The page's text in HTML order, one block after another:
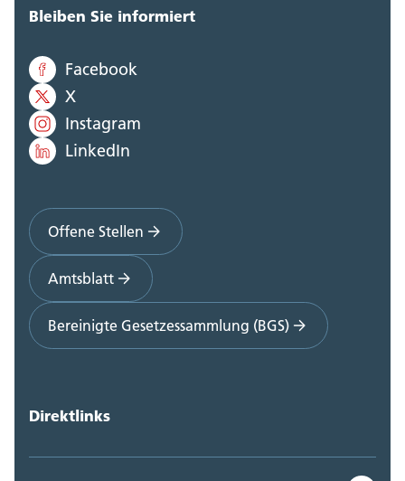
Bleiben Sie informiert
Facebook
X
Instagram
LinkedIn
Offene Stellen
Amtsblatt
Bereinigte Gesetzessammlung (BGS)
Direktlinks